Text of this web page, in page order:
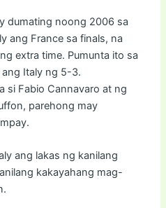
dumating noong 2006 sa
ang France sa finals, na
extra time. Pumunta ito sa
Italy ng 5-3.
si Fabio Cannavaro at ng
parehong may
ang lakas ng kanilang
kakayahang mag-